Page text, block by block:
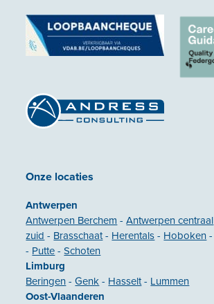
Onze locaties
Antwerpen
Antwerpen Berchem -Antwerpen centraal
zuid - Brasschaat- Herentals - Hoboken -
- Putte -Schoten
Limburg
Beringen -Genk - Hasselt- Lummen
Oost-Vlaanderen